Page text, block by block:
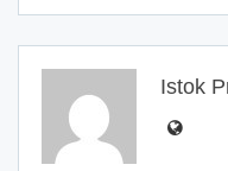
Istok